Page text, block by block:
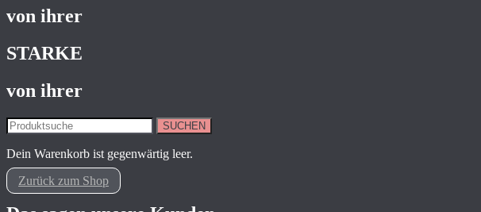
von ihrer
STARKE
von ihrer
SUCHEN
Dein Warenkorb ist gegenwärtig leer.
Zurück zum Shop